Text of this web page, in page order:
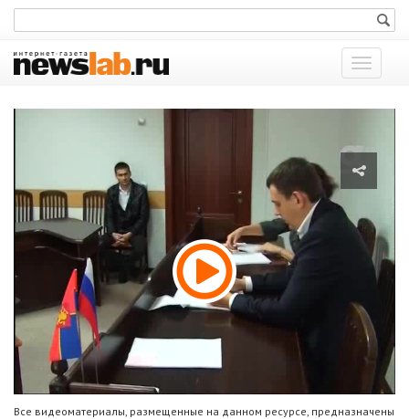
Показать
меню
Все видеоматериалы, размещенные на данном ресурсе, предназначены